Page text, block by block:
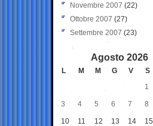
Novembre 2007 (22)
Ottobre 2007 (27)
Settembre 2007 (23)
Agosto 2026
L M M G V S
1
3 4 5 6 7 8
10 11 12 13 14 15